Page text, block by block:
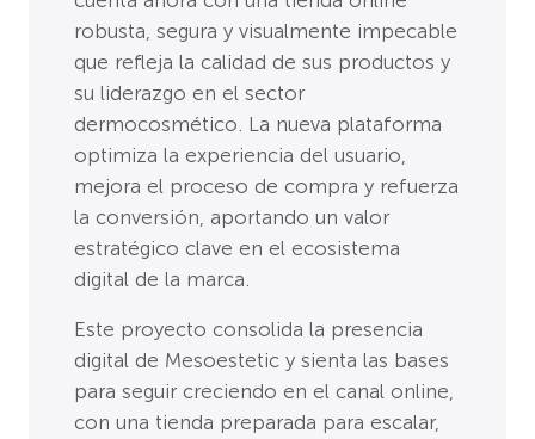
robusta, segura y visualmente impecable
que refleja la calidad de sus productos y
su liderazgo en el sector
dermocosmético. La nueva plataforma
optimiza la experiencia del usuario,
mejora el proceso de compra y refuerza
la conversión, aportando un valor
estratégico clave en el ecosistema
digital de la marca.
Este proyecto consolida la presencia
digital de Mesoestetic y sienta las bases
para seguir creciendo en el canal online,
con una tienda preparada para escalar,